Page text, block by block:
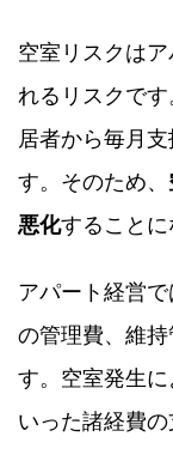
空室リスクは
れるリスクで
居者から毎月
す。そのため、
悪化することに
アパート経営
の管理費、維
す。空室発生
いった諸経費の